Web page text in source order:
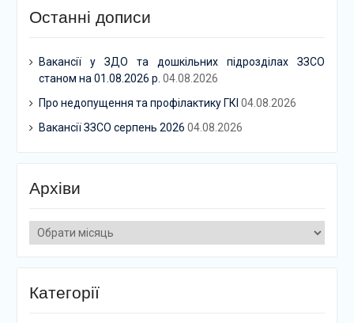
Останні дописи
Вакансії у ЗДО та дошкільних підрозділах ЗЗСО
станом на 01.08.2026 р. 04.08.2026
Про недопущення та профілактику ГКІ 04.08.2026
Вакансії ЗЗСО серпень 2026 04.08.2026
Архіви
Архіви
Категорії